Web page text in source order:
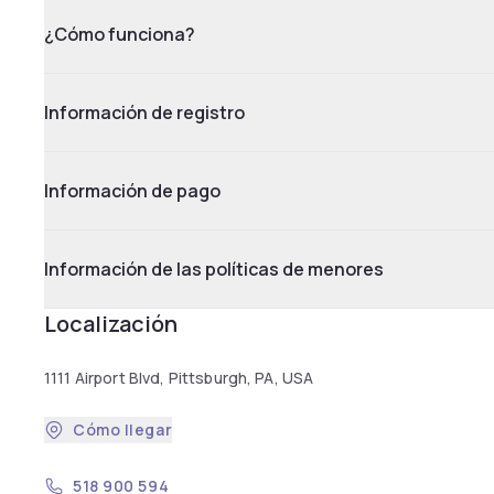
¿Cómo funciona?
Información de registro
Información de pago
Información de las políticas de menores
Localización
1111 Airport Blvd, Pittsburgh, PA, USA
Cómo llegar
518 900 594